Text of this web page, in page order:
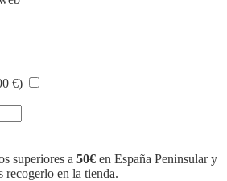
€)
superiores a 50€ en España Peninsular y
recogerlo en la tienda.